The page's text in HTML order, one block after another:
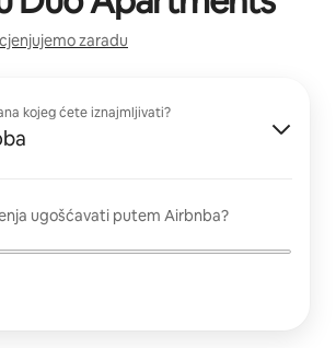
zaradu
kojeg ćete iznajmljivati?
ugošćavati putem Airbnba?